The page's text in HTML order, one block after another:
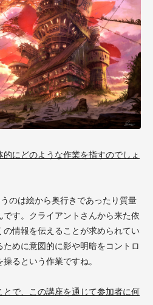
にどのような作業を指すのでしょ
のは絵から奥行きであったり質量
す。クライアントさんから来た依
情報を伝えることが求められてい
めに意図的に影や明暗をコントロ
るという作業ですね。
とで、この講座を通じて参加者に何